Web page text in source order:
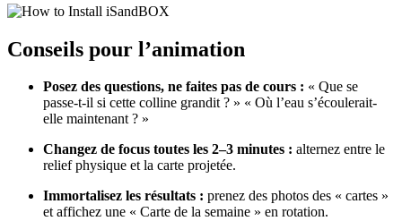
Conseils pour l’animation
Posez des questions, ne faites pas de cours : « Que se
passe-t-il si cette colline grandit ? » « Où l’eau s’écoulerait-
elle maintenant ? »
Changez de focus toutes les 2–3 minutes : alternez entre le
relief physique et la carte projetée.
Immortalisez les résultats : prenez des photos des « cartes »
et affichez une « Carte de la semaine » en rotation.